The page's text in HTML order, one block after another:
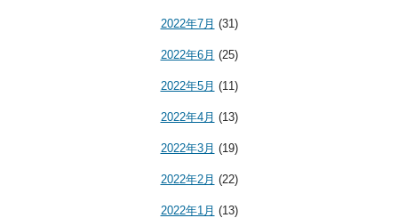
2022年7月 (31)
2022年6月 (25)
2022年5月 (11)
2022年4月 (13)
2022年3月 (19)
2022年2月 (22)
2022年1月 (13)